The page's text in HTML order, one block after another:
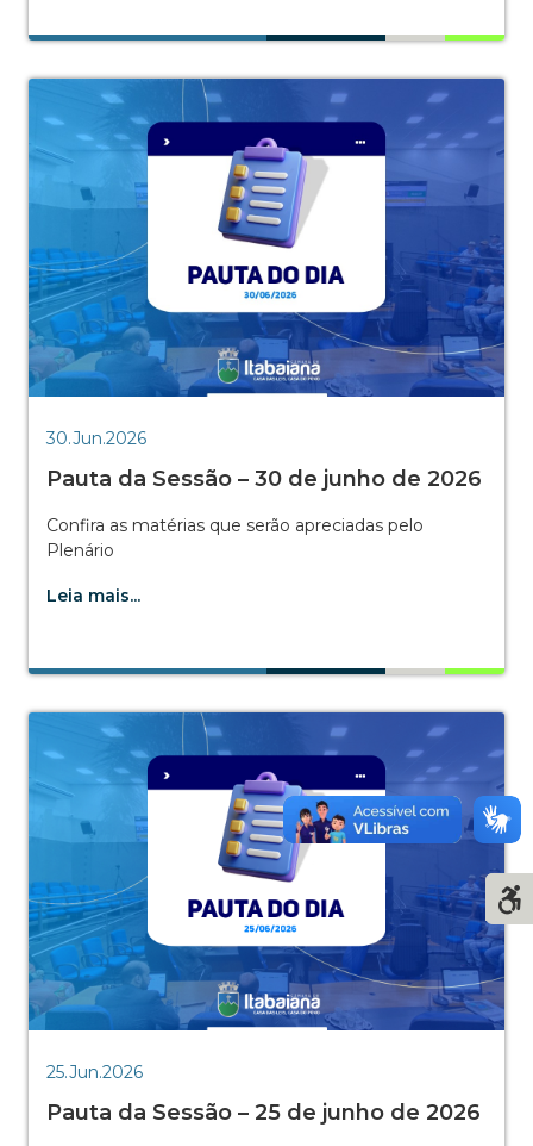
30.Jun.2026
Pauta da Sessão – 30 de junho de 2026
Confira as matérias que serão apreciadas pelo
Plenário
Leia mais...
25.Jun.2026
Pauta da Sessão – 25 de junho de 2026